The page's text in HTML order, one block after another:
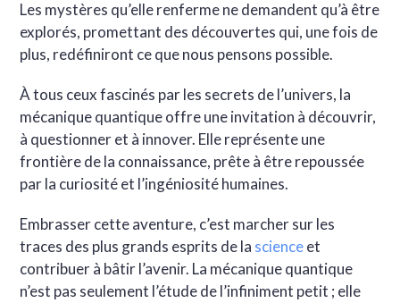
Les mystères qu’elle renferme ne demandent qu’à être
explorés, promettant des découvertes qui, une fois de
plus, redéfiniront ce que nous pensons possible.
À tous ceux fascinés par les secrets de l’univers, la
mécanique quantique offre une invitation à découvrir,
à questionner et à innover. Elle représente une
frontière de la connaissance, prête à être repoussée
par la curiosité et l’ingéniosité humaines.
Embrasser cette aventure, c’est marcher sur les
traces des plus grands esprits de la scienceet
contribuer à bâtir l’avenir. La mécanique quantique
n’est pas seulement l’étude de l’infiniment petit ; elle